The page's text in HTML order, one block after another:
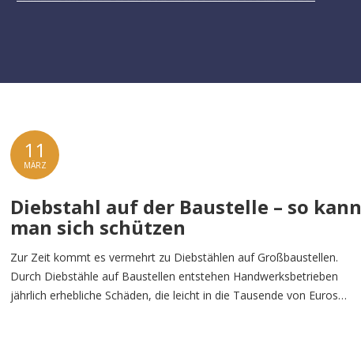
11
MÄRZ
Diebstahl auf der Baustelle – so kann
man sich schützen
Zur Zeit kommt es vermehrt zu Diebstählen auf Großbaustellen.
Durch Diebstähle auf Baustellen entstehen Handwerksbetrieben
jährlich erhebliche Schäden, die leicht in die Tausende von Euros